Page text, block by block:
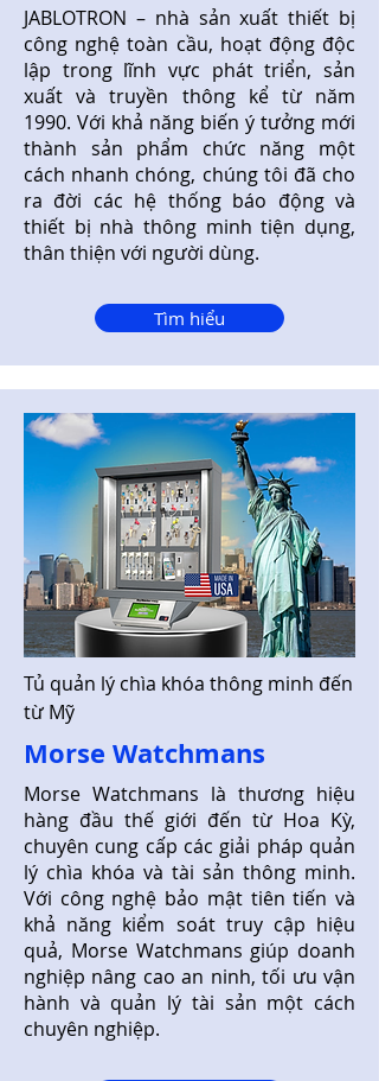
JABLOTRON – nhà sản xuất thiết bị
công nghệ toàn cầu, hoạt động độc
lập trong lĩnh vực phát triển, sản
xuất và truyền thông kể từ năm
1990. Với khả năng biến ý tưởng mới
thành sản phẩm chức năng một
cách nhanh chóng, chúng tôi đã cho
ra đời các hệ thống báo động và
thiết bị nhà thông minh tiện dụng,
thân thiện với người dùng.
Tìm hiểu
Tủ quản lý chìa khóa thông minh đến
từ Mỹ
Morse Watchmans
Morse Watchmans là thương hiệu
hàng đầu thế giới đến từ Hoa Kỳ,
chuyên cung cấp các giải pháp quản
lý chìa khóa và tài sản thông minh.
Với công nghệ bảo mật tiên tiến và
khả năng kiểm soát truy cập hiệu
quả, Morse Watchmans giúp doanh
nghiệp nâng cao an ninh, tối ưu vận
hành và quản lý tài sản một cách
chuyên nghiệp.